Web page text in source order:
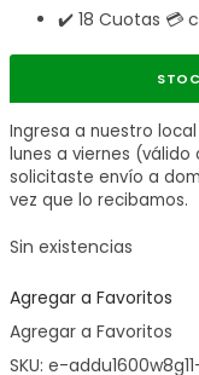
✔️ 18 Cuotas 💳
Ingresa a nuestro
lunes a viernes (válido
solicitaste envío a
vez que lo recibamos.
Sin existencias
Agregar a Favoritos
Agregar a Favoritos
SKU: e-